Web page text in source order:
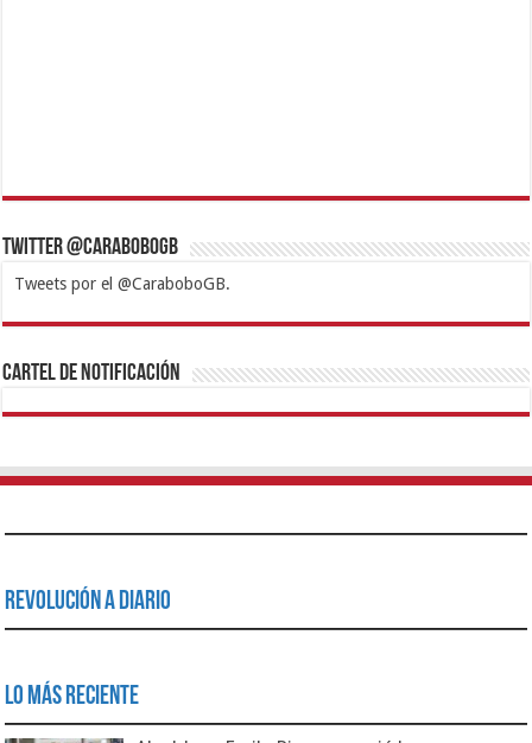
Twitter @CaraboboGB
Tweets por el @CaraboboGB.
1xbetBetturkeyBetistKralbetSupertotobetTipobetMatadorbetMariobet
https://mvbcasino.com/
Cartel de Notificación
Revolución a Diario
Lo Más Reciente